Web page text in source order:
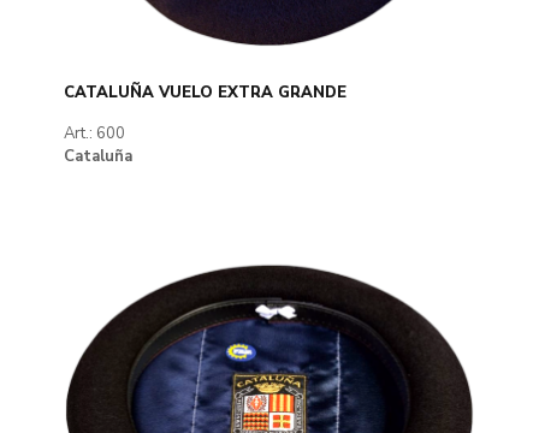
CATALUÑA VUELO EXTRA GRANDE
Art.: 600
Cataluña